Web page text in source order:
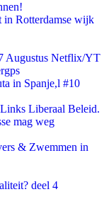
in Rotterdamse wijk
Augustus Netflix/YT
in Spanje,l #10
Liberaal Beleid.
mag weg
& Zwemmen in
deel 4